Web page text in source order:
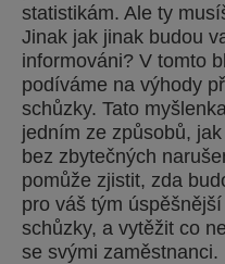
statistikám. Ale ty
Jinak jak jinak budou
informováni? V tomto
podíváme na výhody
schůzky. Tato
jedním ze způsobů,
bez zbytečných
pomůže zjistit, zda
pro váš tým
schůzky, a vytěžit co
se svými zaměstnanci.